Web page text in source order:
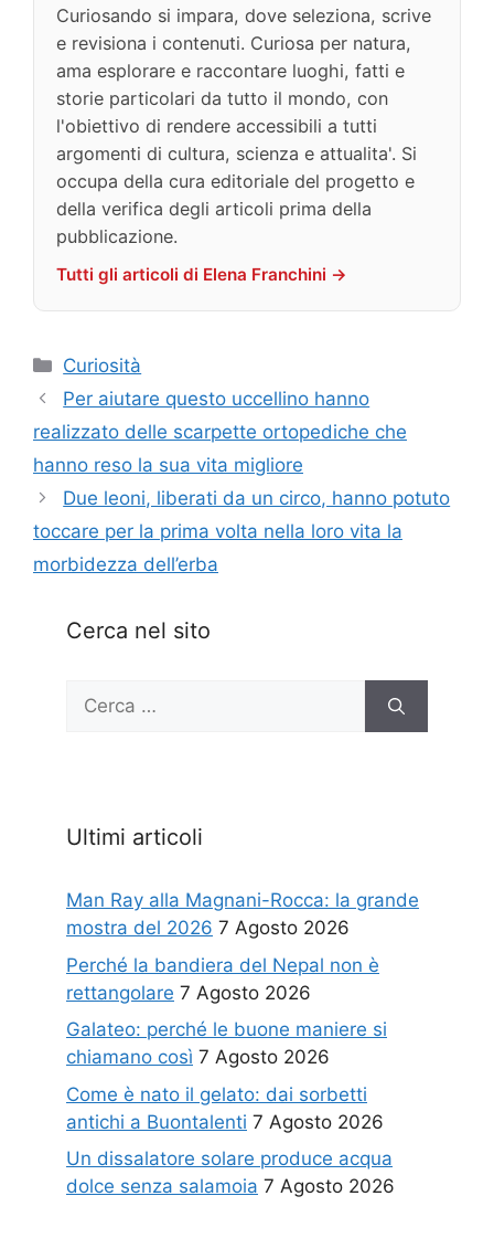
Curiosando si impara, dove seleziona, scrive
e revisiona i contenuti. Curiosa per natura,
ama esplorare e raccontare luoghi, fatti e
storie particolari da tutto il mondo, con
l'obiettivo di rendere accessibili a tutti
argomenti di cultura, scienza e attualita'. Si
occupa della cura editoriale del progetto e
della verifica degli articoli prima della
pubblicazione.
Tutti gli articoli di Elena Franchini →
Categorie
Curiosità
Per aiutare questo uccellino hanno
realizzato delle scarpette ortopediche che
hanno reso la sua vita migliore
Due leoni, liberati da un circo, hanno potuto
toccare per la prima volta nella loro vita la
morbidezza dell’erba
Cerca nel sito
Ricerca
Ultimi articoli
Man Ray alla Magnani-Rocca: la grande
mostra del 2026 7 Agosto 2026
Perché la bandiera del Nepal non è
rettangolare 7 Agosto 2026
Galateo: perché le buone maniere si
chiamano così 7 Agosto 2026
Come è nato il gelato: dai sorbetti
antichi a Buontalenti 7 Agosto 2026
Un dissalatore solare produce acqua
dolce senza salamoia 7 Agosto 2026